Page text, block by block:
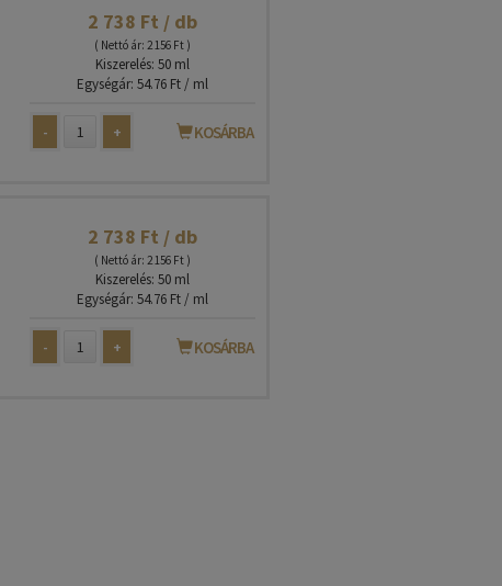
2 738 Ft / db
( Nettó ár: 2 156 Ft )
Kiszerelés: 50 ml
Egységár: 54.76 Ft / ml
- + KOSÁRBA
2 738 Ft / db
( Nettó ár: 2 156 Ft )
Kiszerelés: 50 ml
Egységár: 54.76 Ft / ml
- + KOSÁRBA